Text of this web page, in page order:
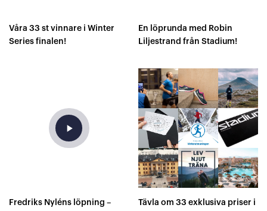
Våra 33 st vinnare i Winter
Series finalen!
En löprunda med Robin
Liljestrand från Stadium!
play_arrow
Fredriks Nyléns löpning –
Tävla om 33 exklusiva priser i